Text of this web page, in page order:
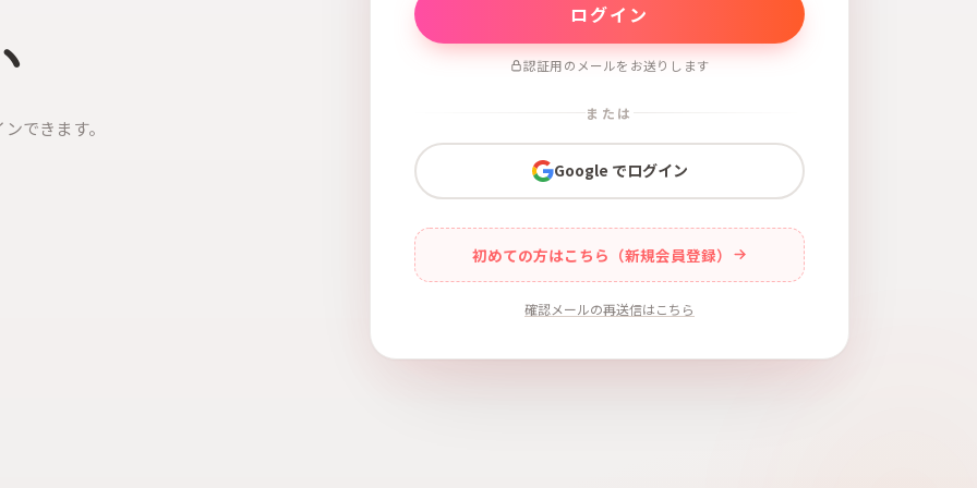
できます。
認証用のメールをお送りします
または
Google でログイン
初めての方はこちら（新規会員登録）
確認メールの再送信はこちら